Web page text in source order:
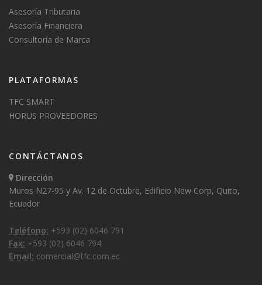
Asesoría Tributaria
Asesoría Financiera
Consultoría de Marca
PLATAFORMAS
TFC SMART
HORUS PROVEEDORES
CONTÁCTANOS
Dirección
Muros N27-95 y Av. 12 de Octubre, Edificio New Corp, Quito,
Ecuador
Teléfono: +593 (02) 6046 791
Fax: +593 (02) 6046 794
Email: comercial@tfc.com.ec